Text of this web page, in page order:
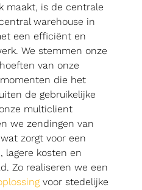
maakt, is de centrale
warehouse in
een efficiënt en
We stemmen onze
van onze
die het
de gebruikelijke
multiclient
we zendingen van
zorgt voor een
lagere kosten en
Zo realiseren we een
voor stedelijke